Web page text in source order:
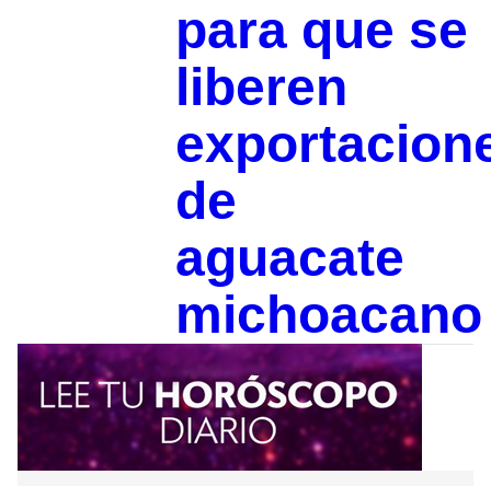
para que se
liberen
de
aguacate
michoacano